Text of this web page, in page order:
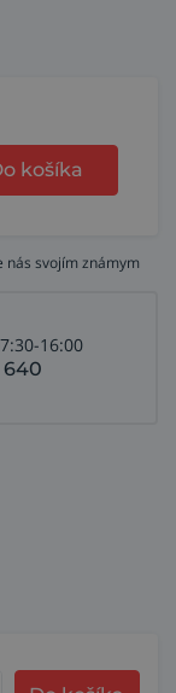
košíka
nás svojím známym
16:00
640